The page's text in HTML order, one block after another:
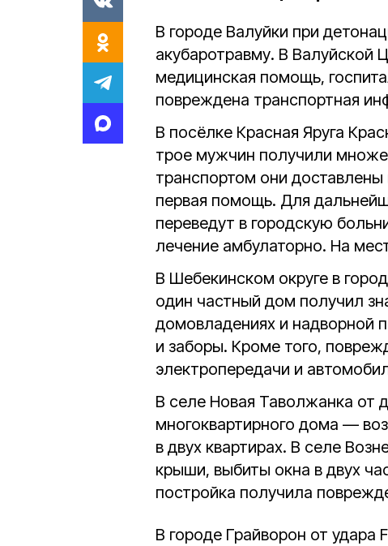
В городе Валуйки при
акубаротравму. В Валуйской
медицинская помощь,
повреждена транспортная
В посёлке Красная Яруга
трое мужчин получили
транспортом они
первая помощь. Для
переведут в городскую
лечение амбулаторно. На
В Шебекинском округе в
один частный дом получил
домовладениях и надворной
и заборы. Кроме того,
электропередачи и
В селе Новая Таволжанка от
многоквартирного дома —
в двух квартирах. В селе
крыши, выбиты окна в двух
постройка получила
В городе Грайворон от удара